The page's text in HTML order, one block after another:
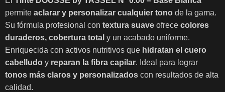
permite aclarar y personalizar cualquier tono de la gama.
Su fórmula profesional con textura suave ofrece colores
duraderos, cobertura total y un acabado uniforme.
Enriquecida con activos nutritivos que hidratan el cuero
cabelludo y reparan la fibra capilar. Ideal para lograr
tonos más claros y personalizados con resultados de alta
calidad.